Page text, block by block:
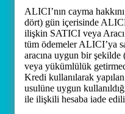
ALICI’nın cayma
dört) gün içerisinde
ilişkin SATICI veya Aracı
tüm ödemeler ALICI’ya
aracına uygun bir
veya yükümlülük
Kredi kullanılarak
usulüne uygun
ile ilişkili hesaba iade